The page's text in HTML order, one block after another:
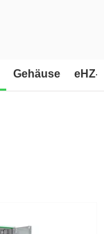
Gehäuse eHZ-